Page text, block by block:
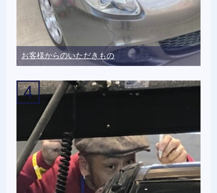
お客様からのいただきもの